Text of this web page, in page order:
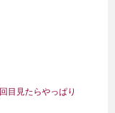
目見たらやっぱり